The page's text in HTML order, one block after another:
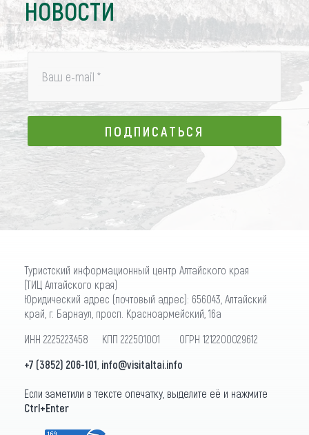
НОВОСТИ
Ваш e-mail *
ПОДПИСАТЬСЯ
ПОДПИСАТЬСЯ
Туристский информационный центр Алтайского края
(ТИЦ Алтайского края)
Юридический адрес (почтовый адрес): 656043, Алтайский
край, г. Барнаул, просп. Красноармейский, 16а
ИНН 2225223458 КПП 222501001 ОГРН 1212200029612
+7 (3852) 206-101 info@visitaltai.info
Если заметили в тексте опечатку, выделите её и нажмите
Ctrl+Enter